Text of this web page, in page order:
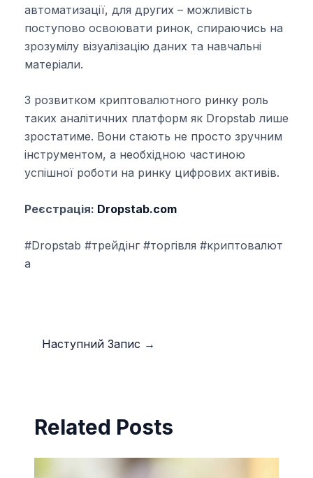
автоматизації, для других – можливість
поступово освоювати ринок, спираючись на
зрозумілу візуалізацію даних та навчальні
матеріали.
З розвитком криптовалютного ринку роль
таких аналітичних платформ як Dropstab лише
зростатиме. Вони стають не просто зручним
інструментом, а необхідною частиною
успішної роботи на ринку цифрових активів.
Реєстрація: Dropstab.com
#Dropstab #трейдінг #торгівля #криптовалют
а
Наступний Запис →
Related Posts